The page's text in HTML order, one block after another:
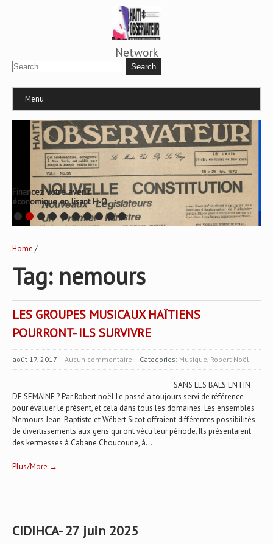
Network
Menu
Financez votre avenir
économique en lisant H-O
Home /
Tag: nemours
LES GROUPES MUSICAUX HAÏTIENS
POURRONT- ILS SURVIVRE
août 17, 2017 | Aucun commentaire | Categories: Musique, Robert Noël
SANS LES BALS EN FIN
DE SEMAINE ? Par Robert noël Le passé a toujours servi de référence
pour évaluer le présent, et cela dans tous les domaines. Les ensembles
Nemours Jean-Baptiste et Wébert Sicot offraient différentes possibilités
de divertissements aux gens qui ont vécu leur période. Ils présentaient
des kermesses à Cabane Choucoune, à...
Plus/More →
CIDIHCA- 27 juin 2025